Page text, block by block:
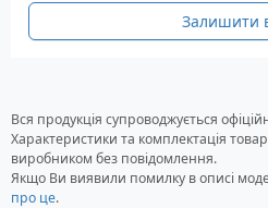
Залишити
Вся продукція супроводжується
Характеристики та комплектація
виробником без повідомлення.
Якщо Ви виявили помилку в описі
про це.